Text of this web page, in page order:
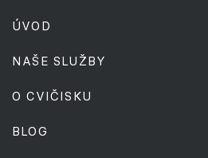
ÚVOD
NAŠE SLUŽBY
O CVIČISKU
BLOG